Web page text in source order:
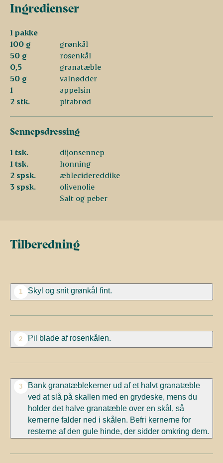
Ingredienser
1 pakke
100 g
grønkål
50 g
rosenkål
0,5
granatæble
50 g
valnødder
1
appelsin
2 stk.
pitabrød
Sennepsdressing
1 tsk.
dijonsennep
1 tsk.
honning
2 spsk.
æblecidereddike
3 spsk.
olivenolie
Salt og peber
Tilberedning
1 Skyl og snit grønkål fint.
2 Pil blade af rosenkålen.
3
Bank granatæblekerner ud af et halvt granatæble
ved at slå på skallen med en grydeske, mens du
holder det halve granatæble over en skål, så
kernerne falder ned i skålen. Befri kernerne for
resterne af den gule hinde, der sidder omkring dem.